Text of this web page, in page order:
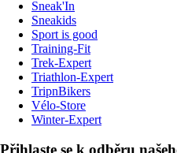
Sneak'In
Sneakids
Sport is good
Training-Fit
Trek-Expert
Triathlon-Expert
TripnBikers
Vélo-Store
Winter-Expert